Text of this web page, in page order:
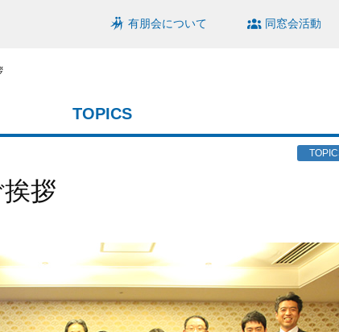
有朋会について 同窓会活動
TOPICS
挨拶